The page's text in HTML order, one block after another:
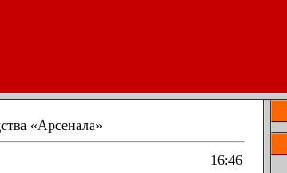
«Арсенала»
16:46